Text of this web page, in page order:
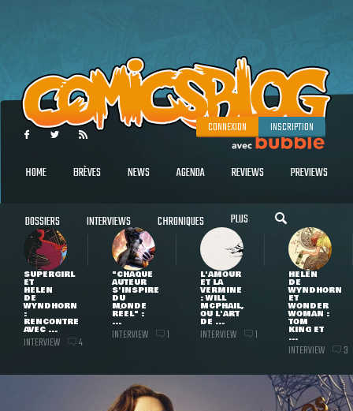
CONNEXION INSCRIPTION
HOME BRÈVES NEWS AGENDA REVIEWS PREVIEWS
DOSSIERS INTERVIEWS CHRONIQUES PLUS
SUPERGIRL
ET
HELEN
DE
WYNDHORN
:
RENCONTRE
AVEC ...
INTERVIEW 4
"CHAQUE
AUTEUR
S'INSPIRE
DU
MONDE
RÉEL" :
...
INTERVIEW 1
L'AMOUR
ET LA
VERMINE
: WILL
MCPHAIL,
OU L'ART
DE ...
INTERVIEW 1
HELEN
DE
WYNDHORN
ET
WONDER
WOMAN :
TOM
KING ET
...
INTERVIEW 3